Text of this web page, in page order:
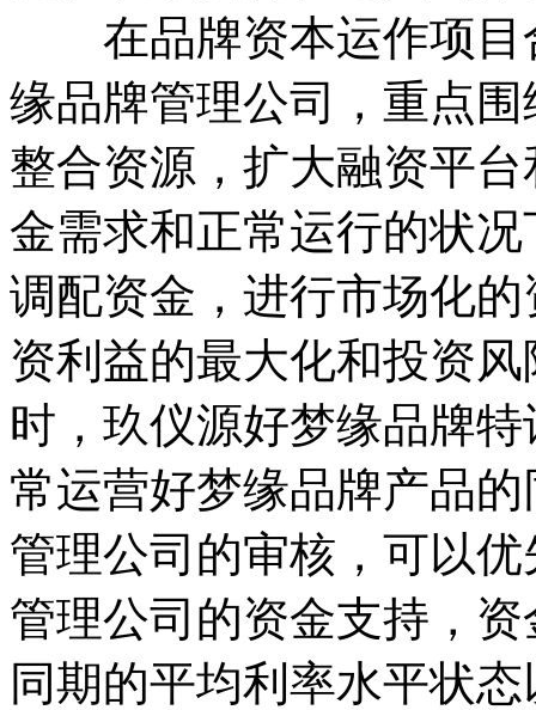
在品牌资本运作项目
缘品牌管理公司，重点
整合资源，扩大融资平
金需求和正常运行的状
调配资金，进行市场化
资利益的最大化和投资
时，玖仪源好梦缘品牌
常运营好梦缘品牌产品
管理公司的审核，可以
管理公司的资金支持，
同期的平均利率水平状